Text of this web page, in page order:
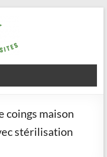
coings maison
stérilisation